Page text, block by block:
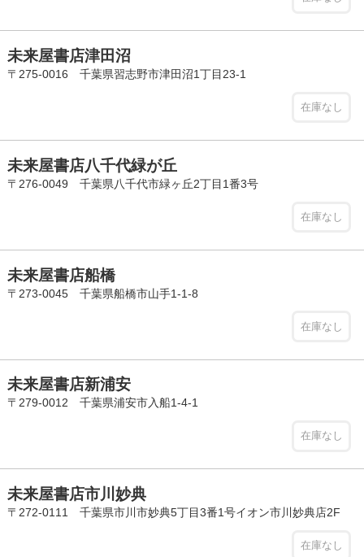
未来屋書店津田沼
〒275-0016 千葉県習志野市津田沼1丁目23-1
在庫なし
未来屋書店八千代緑が丘
〒276-0049 千葉県八千代市緑ヶ丘2丁目1番3号
在庫なし
未来屋書店船橋
〒273-0045 千葉県船橋市山手1-1-8
在庫なし
未来屋書店新浦安
〒279-0012 千葉県浦安市入船1-4-1
在庫なし
未来屋書店市川妙典
〒272-0111 千葉県市川市妙典5丁目3番1号イオン市川妙典店2F
在庫なし